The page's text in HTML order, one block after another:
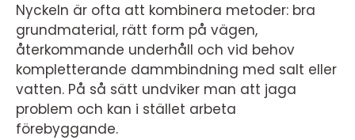
Nyckeln är ofta att kombinera metoder: bra
grundmaterial, rätt form på vägen,
återkommande underhåll och vid behov
kompletterande dammbindning med salt eller
vatten. På så sätt undviker man att jaga
problem och kan i stället arbeta
förebyggande.